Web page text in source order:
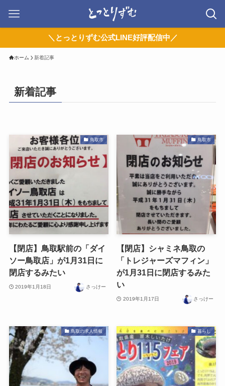
＼とっとりずむ公式LINE好評配信中／
ホーム 新着記事
新着記事
鳥取市
【閉店】鳥取駅前の「ダイ
ソー鳥取店」が1月31日に
閉店するみたい
2019年1月18日 さっけー
鳥取市
【閉店】シャミネ鳥取の
「トレジャーズマフィン」
が1月31日に閉店するみた
い
2019年1月17日 さっけー
鳥取の求人情報 暮らし